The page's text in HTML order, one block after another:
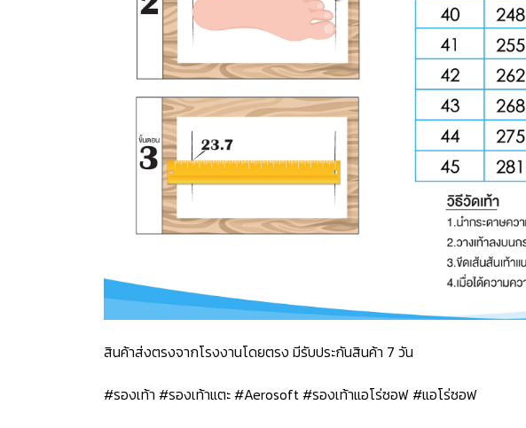
สินค้าส่งตรงจากโรงงานโดยตรง มีรับประกันสินค้า 7 วัน
#รองเท้า #รองเท้าแตะ #Aerosoft #รองเท้าแอโร่ซอฟ #แอโร่ซอฟ